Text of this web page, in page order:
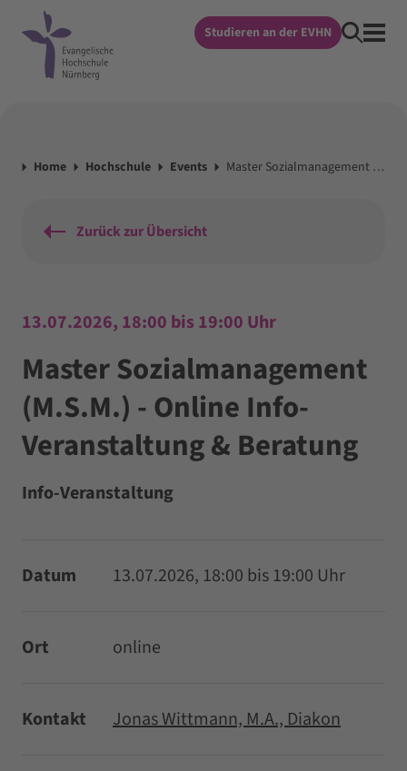
Studieren an der EVHN
Home Hochschule Events Master Sozialmanagement (M.S.M.) - Online Info-Veranstaltung & Beratung
Zurück zur Übersicht
13.07.2026, 18:00 bis 19:00 Uhr
Master Sozialmanagement
(M.S.M.) - Online Info-
Veranstaltung & Beratung
Info-Veranstaltung
Datum 13.07.2026, 18:00 bis 19:00 Uhr
Ort online
Kontakt Jonas Wittmann, M.A., Diakon